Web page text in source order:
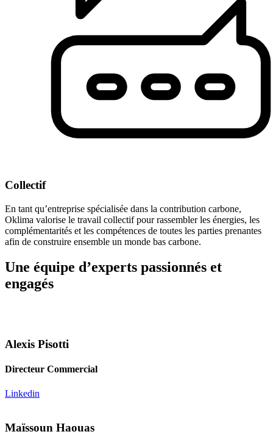
Collectif
En tant qu’entreprise spécialisée dans la contribution carbone,
Oklima valorise le travail collectif pour rassembler les énergies, les
complémentarités et les compétences de toutes les parties prenantes
afin de construire ensemble un monde bas carbone.
Une équipe d’experts passionnés et
engagés
Alexis Pisotti
Directeur Commercial
Linkedin
Maïssoun Haouas